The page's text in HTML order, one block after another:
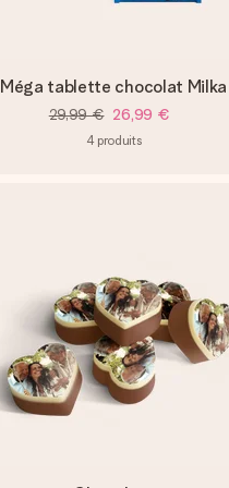
Méga tablette chocolat Milka
29,99 € 26,99 €
4 produits